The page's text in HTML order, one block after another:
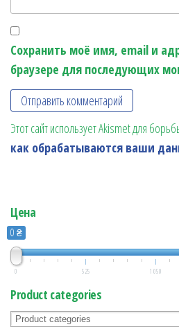
Сохранить моё имя, email и
браузере для последующих
Этот сайт использует Akismet для
как обрабатываются ваши
Цена
0 ₴
0 525 1 050
Product categories